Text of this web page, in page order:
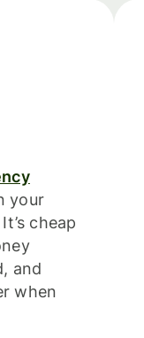
your
cheap
and
when